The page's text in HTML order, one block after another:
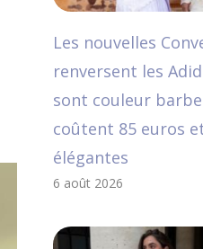
Les nouvelles
renversent les
sont couleur
coûtent 85 euros
élégantes
6 août 2026